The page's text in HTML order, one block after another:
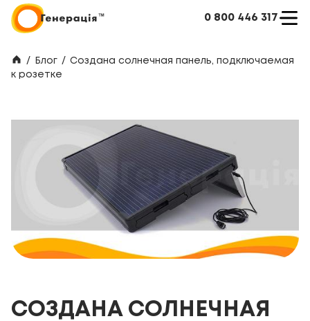
0 800 446 317
/ Блог / Создана солнечная панель, подключаемая
к розетке
СОЗДАНА СОЛНЕЧНАЯ